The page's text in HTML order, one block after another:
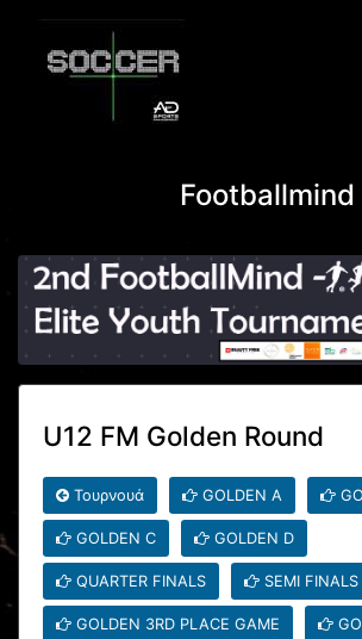
Footballmind
U12 FM Golden Round
Τουρνουά GOLDEN A
GOLDEN C GOLDEN D
QUARTER FINALS SEMI FINALS
GOLDEN 3RD PLACE GAME